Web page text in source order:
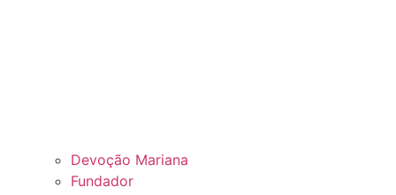
Devoção Mariana
Fundador